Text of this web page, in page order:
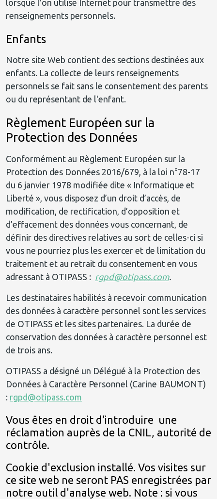
lorsque l'on utilise Internet pour transmettre des
renseignements personnels.
Enfants
Notre site Web contient des sections destinées aux
enfants. La collecte de leurs renseignements
personnels se fait sans le consentement des parents
ou du représentant de l'enfant.
Règlement Européen sur la
Protection des Données
Conformément au Règlement Européen sur la
Protection des Données 2016/679, à la loi n°78-17
du 6 janvier 1978 modifiée dite « Informatique et
Liberté », vous disposez d’un droit d’accès, de
modification, de rectification, d’opposition et
d’effacement des données vous concernant, de
définir des directives relatives au sort de celles-ci si
vous ne pourriez plus les exercer et de limitation du
traitement et au retrait du consentement en vous
adressant à OTIPASS : rgpd@otipass.com.
Les destinataires habilités à recevoir communication
des données à caractère personnel sont les services
de OTIPASS et les sites partenaires. La durée de
conservation des données à caractère personnel est
de trois ans.
OTIPASS a désigné un Délégué à la Protection des
Données à Caractère Personnel (Carine BAUMONT)
: rgpd@otipass.com
Vous êtes en droit d’introduire une
réclamation auprès de la CNIL, autorité de
contrôle.
Cookie d'exclusion installé. Vos visites sur
ce site web ne seront PAS enregistrées par
notre outil d'analyse web. Note : si vous